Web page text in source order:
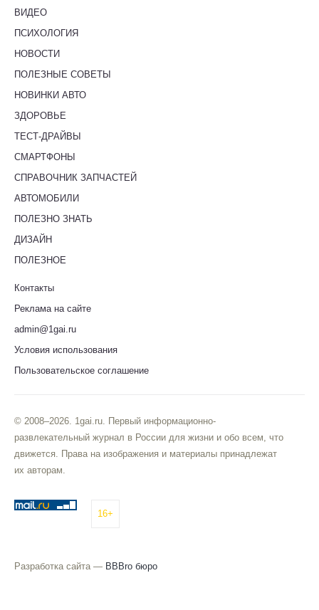
ВИДЕО
ПСИХОЛОГИЯ
НОВОСТИ
ПОЛЕЗНЫЕ СОВЕТЫ
НОВИНКИ АВТО
ЗДОРОВЬЕ
ТЕСТ-ДРАЙВЫ
СМАРТФОНЫ
СПРАВОЧНИК ЗАПЧАСТЕЙ
АВТОМОБИЛИ
ПОЛЕЗНО ЗНАТЬ
ДИЗАЙН
ПОЛЕЗНОЕ
Контакты
Реклама на сайте
admin@1gai.ru
Условия использования
Пользовательское соглашение
© 2008–2026. 1gai.ru. Первый информационно-
развлекательный журнал в России для жизни и обо всем, что
движется. Права на изображения и материалы принадлежат
их авторам.
16+
Разработка сайта — BBBro бюро